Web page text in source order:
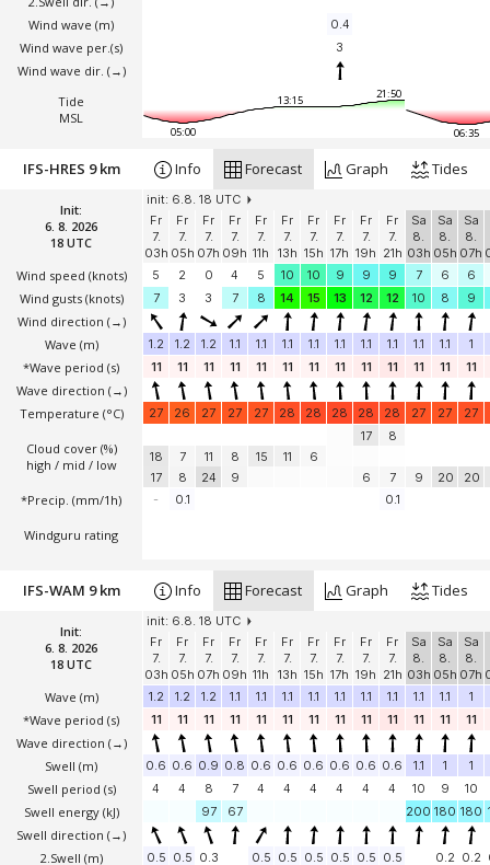
Wind wave (m)
Wind wave per.(s)
Wind wave dir. (→)
Tide
MSL
0.4
3
13:15 21:50
05:00 06:35
Init:
6. 8. 2026
18 UTC
Wind speed (knots)
Wind gusts (knots)
Wind direction (→)
Wave (m)
*Wave period (s)
Wave direction (→)
Temperature (°C)
Cloud cover (%)
high / mid / low
*Precip. (mm/1h)
Windguru rating
IFS-HRES 9 km Info Forecast Graph Tides
init: 6.8. 18 UTC
Fr
7.
03h
Fr
7.
05h
Fr
7.
07h
Fr
7.
09h
Fr
7.
11h
Fr
7.
13h
Fr
7.
15h
Fr
7.
17h
Fr
7.
19h
Fr
7.
21h
Sa
8.
03h
Sa
8.
05h
Sa
8.
07h
5
2 0 4 5 10 10 9 9 9 7 6
6
7
3 3 7 8 14 15 13 12 12 10 8 9
1.2 1.2 1.2 1.1 1.1 1.1 1.1 1.1 1.1 1.1 1.1 1.1
1
11
11 11 11 11 11 11 11 11 11 11 11 11
27 26 27 27 27 28 28 28 28 28 27 27 27
18
17
7
8
11
24
8
9
15 11 6
17
6
8
7 9 20
20
-
0.1 0.1
Init:
6. 8. 2026
18 UTC
Wave (m)
*Wave period (s)
Wave direction (→)
Swell (m)
Swell period (s)
Swell energy (kJ)
Swell direction (→)
2.Swell (m)
IFS-WAM 9 km Info Forecast Graph Tides
init: 6.8. 18 UTC
Fr
7.
03h
Fr
7.
05h
Fr
7.
07h
Fr
7.
09h
Fr
7.
11h
Fr
7.
13h
Fr
7.
15h
Fr
7.
17h
Fr
7.
19h
Fr
7.
21h
Sa
8.
03h
Sa
8.
05h
Sa
8.
07h
1.2
1.2 1.2 1.1 1.1 1.1 1.1 1.1 1.1 1.1 1.1 1.1
1
11
11 11 11 11 11 11 11 11 11 11 11 11
0.6 0.6 0.9 0.8 0.6 0.6 0.6 0.6 0.6 0.6 1.1 1
1
4
4 8 7 4 4 4 4 4 4 10 9
10
97
67 200 180 180
0.5 0.5 0.3 0.5 0.5 0.5 0.5 0.5 0.5 0.2 0.2